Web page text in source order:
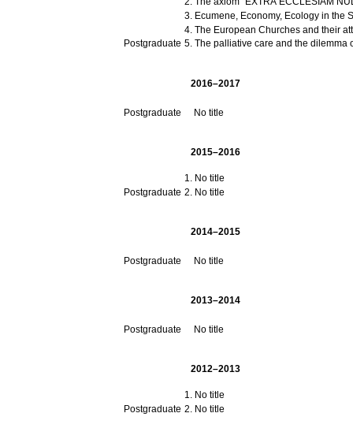
Postgraduate
Ecumene, Economy, Ecology in the
The European Churches and their
The palliative care and the dilemma
2016–2017
Postgraduate No title
2015–2016
Postgraduate
No title
No title
2014–2015
Postgraduate No title
2013–2014
Postgraduate No title
2012–2013
Postgraduate
No title
No title